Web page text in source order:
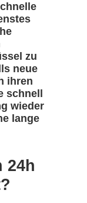
zu
neue
ihren
wieder
lange
24h